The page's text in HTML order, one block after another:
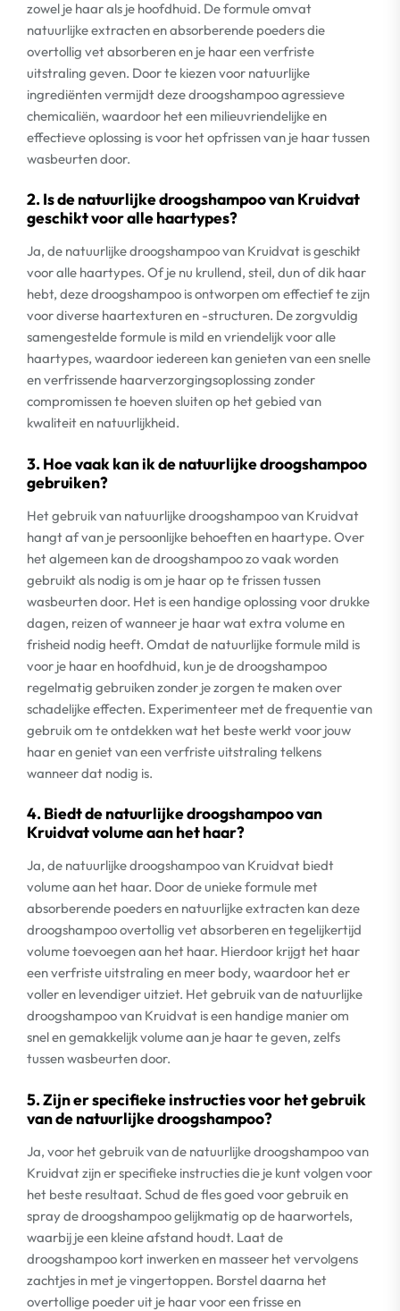
zowel je haar als je hoofdhuid. De formule omvat
natuurlijke extracten en absorberende poeders die
overtollig vet absorberen en je haar een verfriste
uitstraling geven. Door te kiezen voor natuurlijke
ingrediënten vermijdt deze droogshampoo agressieve
chemicaliën, waardoor het een milieuvriendelijke en
effectieve oplossing is voor het opfrissen van je haar tussen
wasbeurten door.
2. Is de natuurlijke droogshampoo van Kruidvat
geschikt voor alle haartypes?
Ja, de natuurlijke droogshampoo van Kruidvat is geschikt
voor alle haartypes. Of je nu krullend, steil, dun of dik haar
hebt, deze droogshampoo is ontworpen om effectief te zijn
voor diverse haartexturen en -structuren. De zorgvuldig
samengestelde formule is mild en vriendelijk voor alle
haartypes, waardoor iedereen kan genieten van een snelle
en verfrissende haarverzorgingsoplossing zonder
compromissen te hoeven sluiten op het gebied van
kwaliteit en natuurlijkheid.
3. Hoe vaak kan ik de natuurlijke droogshampoo
gebruiken?
Het gebruik van natuurlijke droogshampoo van Kruidvat
hangt af van je persoonlijke behoeften en haartype. Over
het algemeen kan de droogshampoo zo vaak worden
gebruikt als nodig is om je haar op te frissen tussen
wasbeurten door. Het is een handige oplossing voor drukke
dagen, reizen of wanneer je haar wat extra volume en
frisheid nodig heeft. Omdat de natuurlijke formule mild is
voor je haar en hoofdhuid, kun je de droogshampoo
regelmatig gebruiken zonder je zorgen te maken over
schadelijke effecten. Experimenteer met de frequentie van
gebruik om te ontdekken wat het beste werkt voor jouw
haar en geniet van een verfriste uitstraling telkens
wanneer dat nodig is.
4. Biedt de natuurlijke droogshampoo van
Kruidvat volume aan het haar?
Ja, de natuurlijke droogshampoo van Kruidvat biedt
volume aan het haar. Door de unieke formule met
absorberende poeders en natuurlijke extracten kan deze
droogshampoo overtollig vet absorberen en tegelijkertijd
volume toevoegen aan het haar. Hierdoor krijgt het haar
een verfriste uitstraling en meer body, waardoor het er
voller en levendiger uitziet. Het gebruik van de natuurlijke
droogshampoo van Kruidvat is een handige manier om
snel en gemakkelijk volume aan je haar te geven, zelfs
tussen wasbeurten door.
5. Zijn er specifieke instructies voor het gebruik
van de natuurlijke droogshampoo?
Ja, voor het gebruik van de natuurlijke droogshampoo van
Kruidvat zijn er specifieke instructies die je kunt volgen voor
het beste resultaat. Schud de fles goed voor gebruik en
spray de droogshampoo gelijkmatig op de haarwortels,
waarbij je een kleine afstand houdt. Laat de
droogshampoo kort inwerken en masseer het vervolgens
zachtjes in met je vingertoppen. Borstel daarna het
overtollige poeder uit je haar voor een frisse en